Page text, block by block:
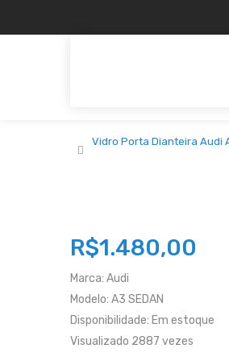
Vidro Porta Dianteira Audi
R$1.480,00
Marca: Audi
Modelo: A3 SEDAN
Disponibilidade: Em estoque
Visualizado 2887 vezes